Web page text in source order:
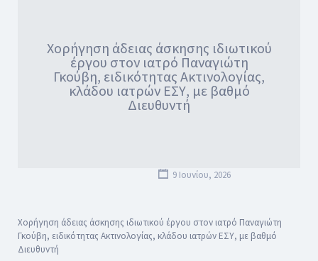
Χορήγηση άδειας άσκησης ιδιωτικού
έργου στον ιατρό Παναγιώτη
Γκούβη, ειδικότητας Ακτινολογίας,
κλάδου ιατρών ΕΣΥ, με βαθμό
Διευθυντή
9 Ιουνίου, 2026
Χορήγηση άδειας άσκησης ιδιωτικού έργου στον ιατρό Παναγιώτη
Γκούβη, ειδικότητας Ακτινολογίας, κλάδου ιατρών ΕΣΥ, με βαθμό
Διευθυντή